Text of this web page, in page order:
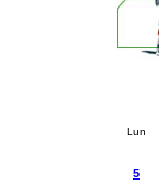
Lun
5